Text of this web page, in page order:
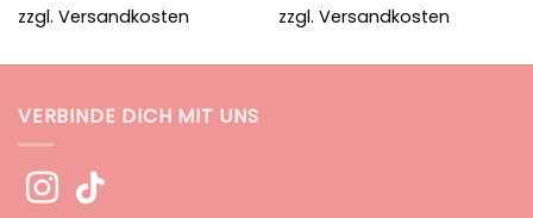
zzgl. Versandkosten
zzgl. Versandkosten
VERBINDE DICH MIT UNS